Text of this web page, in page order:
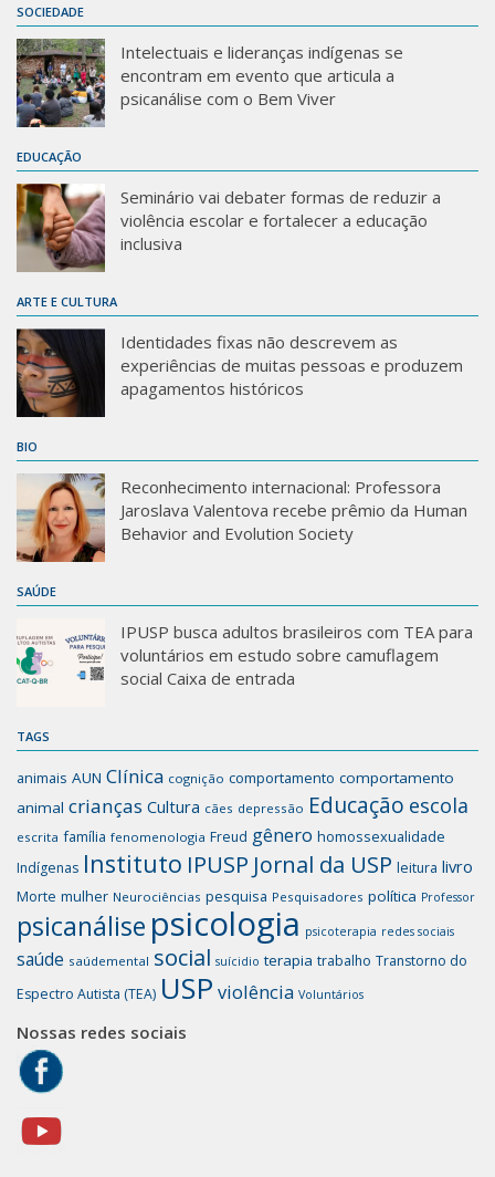
Transtorno do Espectro Autista
Contato
Quem somos
Sobre o Portal
SOCIEDADE
Intelectuais e lideranças indígenas se
encontram em evento que articula a
psicanálise com o Bem Viver
EDUCAÇÃO
Seminário vai debater formas de reduzir a
violência escolar e fortalecer a educação
inclusiva
ARTE E CULTURA
Identidades fixas não descrevem as
experiências de muitas pessoas e produzem
apagamentos históricos
BIO
Reconhecimento internacional: Professora
Jaroslava Valentova recebe prêmio da Human
Behavior and Evolution Society
SAÚDE
IPUSP busca adultos brasileiros com TEA para
voluntários em estudo sobre camuflagem
social Caixa de entrada
TAGS
animais AUN Clínica cognição comportamento comportamento
animal crianças Cultura cães depressão Educação escola
escrita família fenomenologia Freud gênero homossexualidade
Indígenas Instituto IPUSP Jornal da USP leitura livro
Morte mulher Neurociências pesquisa Pesquisadores política Professor
psicanálise psicologia psicoterapia redes sociais
saúde saúdemental social suícidio terapia trabalho Transtorno do
Espectro Autista (TEA) USP violência Voluntários
Nossas redes sociais